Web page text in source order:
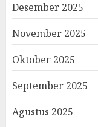
Desember 2025
November 2025
Oktober 2025
September 2025
Agustus 2025